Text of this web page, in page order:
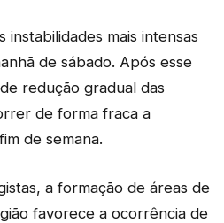
instabilidades mais intensas
de sábado. Após esse
redução gradual das
de forma fraca a
de semana.
a formação de áreas de
favorece a ocorrência de